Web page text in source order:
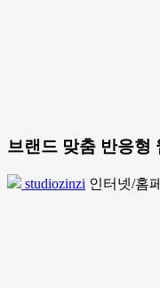
브랜드 맞춤 반응형
studiozinzi 인터넷/홈